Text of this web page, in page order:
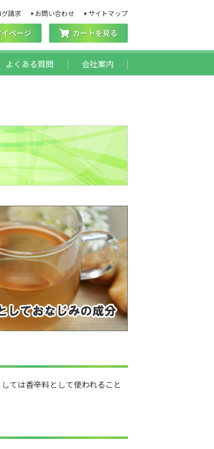
イページ カートを見る
よくある質問 会社案内
請求 お問い合わせ サイトマップ
ては香辛料として使われること